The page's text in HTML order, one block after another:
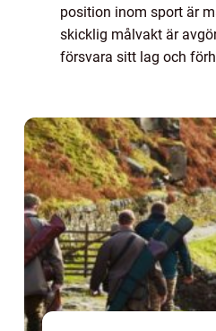
position inom sport är
skicklig målvakt är
försvara sitt lag och
till förväntnin...